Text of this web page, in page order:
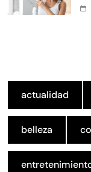
actualidad
belleza